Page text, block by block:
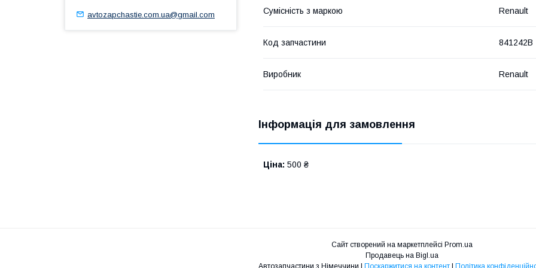
Сумісність з маркою Renault
Код запчастини 841242B
Виробник Renault
Інформація для замовлення
Ціна: 500 ₴
avtozapchastie.com.ua@gmail.com
Сайт створений на маркетплейсі Prom.ua
Продавець на Bigl.ua
Автозапчастини з Німеччини | Поскаржитися на контент | Політика